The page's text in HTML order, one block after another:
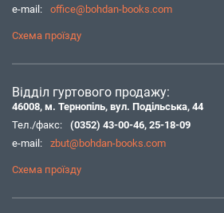
e-mail:
office@bohdan-books.com
Схема проїзду
Відділ гуртового продажу:
46008, м. Тернопіль, вул. Подільська, 44
Тел./факс:
(0352) 43-00-46, 25-18-09
e-mail:
zbut@bohdan-books.com
Схема проїзду